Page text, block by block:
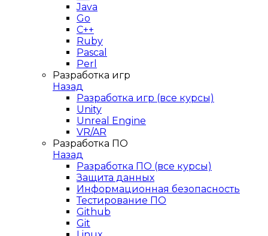
Java
Go
C++
Ruby
Pascal
Perl
Разработка игр
Назад
Разработка игр (все курсы)
Unity
Unreal Engine
VR/AR
Разработка ПО
Назад
Разработка ПО (все курсы)
Защита данных
Информационная безопасность
Тестирование ПО
Github
Git